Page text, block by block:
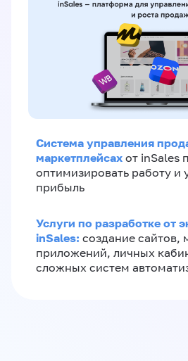
Система управления
маркетплейсах от inSales
оптимизировать работу и
прибыль
Услуги по разработке от
inSales: создание сайтов,
приложений, личных
сложных систем